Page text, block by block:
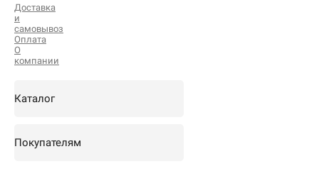
Доставка
и
самовывоз
Оплата
О
компании
Каталог
Покупателям